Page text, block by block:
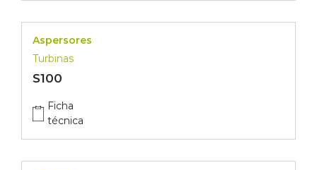
Aspersores
Turbinas
S100
Ficha
técnica